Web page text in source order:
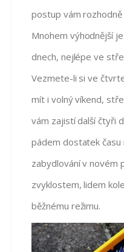
postup vám
Mnohem výhodnější
dnech, nejlépe ve
Vezmete-li si ve
mít i volný víkend,
vám zajistí další čtyři
pádem dostatek času
zabydlování v novém
zvyklostem, lidem
běžnému režimu.